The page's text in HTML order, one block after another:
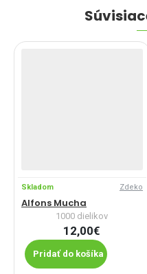
Skladom Zdeko
Alfons Mucha
1000 dielikov
12,00€
Pridať do košíka